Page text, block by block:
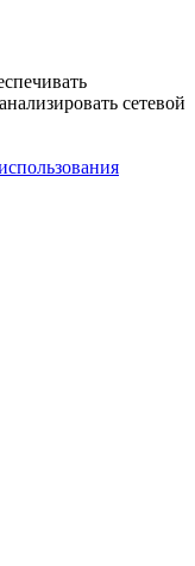
сетевой